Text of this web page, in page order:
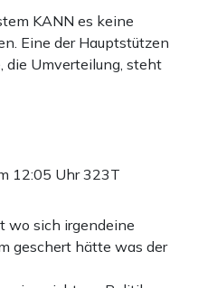
KANN es keine
Eine der Hauptstützen
die Umverteilung, steht
12:05 Uhr323T
wo sich irgendeine
geschert hätte was der